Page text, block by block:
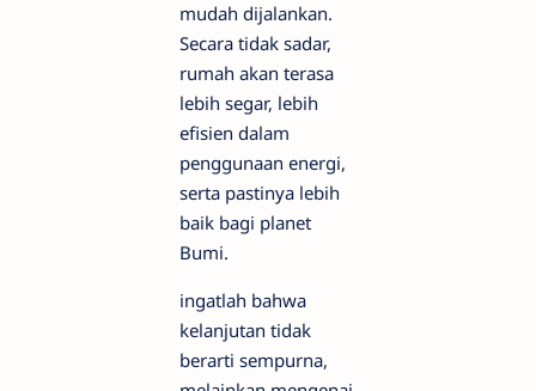
mudah dijalankan.
Secara tidak sadar,
rumah akan terasa
lebih segar, lebih
efisien dalam
penggunaan energi,
serta pastinya lebih
baik bagi planet
Bumi.
ingatlah bahwa
kelanjutan tidak
berarti sempurna,